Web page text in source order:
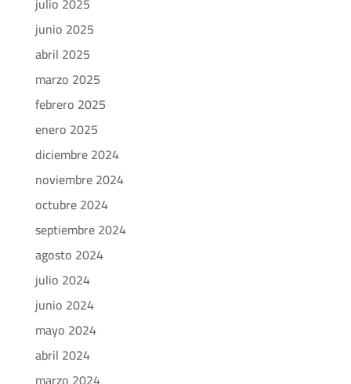
junio 2025
abril 2025
marzo 2025
febrero 2025
enero 2025
diciembre 2024
noviembre 2024
octubre 2024
septiembre 2024
agosto 2024
julio 2024
junio 2024
mayo 2024
abril 2024